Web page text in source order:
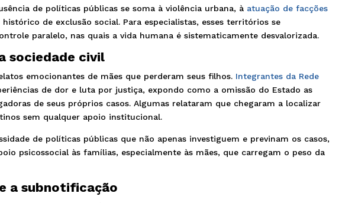
de políticas públicas se soma à violência urbana, à atuação de facções
histórico de exclusão social. Para especialistas, esses territórios se
paralelo, nas quais a vida humana é sistematicamente desvalorizada.
sociedade civil
emocionantes de mães que perderam seus filhos. Integrantes da Rede
de dor e luta por justiça, expondo como a omissão do Estado as
de seus próprios casos. Algumas relataram que chegaram a localizar
sem qualquer apoio institucional.
de políticas públicas que não apenas investiguem e previnam os casos,
psicossocial às famílias, especialmente às mães, que carregam o peso da
a subnotificação